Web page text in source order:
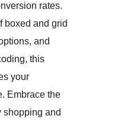
rates.
boxed and grid
and
this
your
Embrace the
shopping and